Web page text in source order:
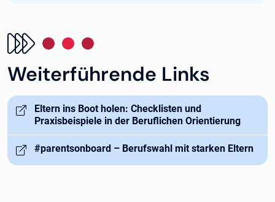
Weiterführende Links
Öffnet in neuem Tab
Eltern ins Boot holen: Checklisten und
Praxisbeispiele in der Beruflichen Orientierung
Öffnet in neuem Tab
#parentsonboard – Berufswahl mit starken Eltern